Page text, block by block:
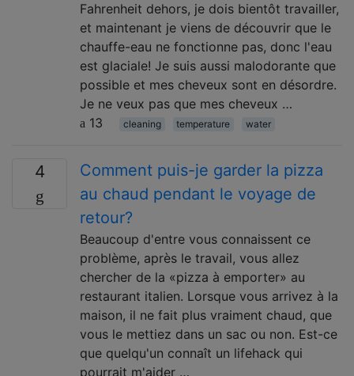
Fahrenheit dehors, je dois bientôt travailler,
et maintenant je viens de découvrir que le
chauffe-eau ne fonctionne pas, donc l'eau
est glaciale! Je suis aussi malodorante que
possible et mes cheveux sont en désordre.
Je ne veux pas que mes cheveux …
13
cleaning temperature water
4
Comment puis-je garder la pizza
au chaud pendant le voyage de
retour?
Beaucoup d'entre vous connaissent ce
problème, après le travail, vous allez
chercher de la «pizza à emporter» au
restaurant italien. Lorsque vous arrivez à la
maison, il ne fait plus vraiment chaud, que
vous le mettiez dans un sac ou non. Est-ce
que quelqu'un connaît un lifehack qui
pourrait m'aider …